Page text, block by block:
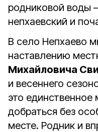
родниковой воды
непхаевский и
В село Непхаево
наставлению
Михайловича
и весеннего
это
добраться без
месте. Родник и